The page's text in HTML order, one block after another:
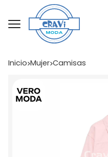
Inicio mujer camisas